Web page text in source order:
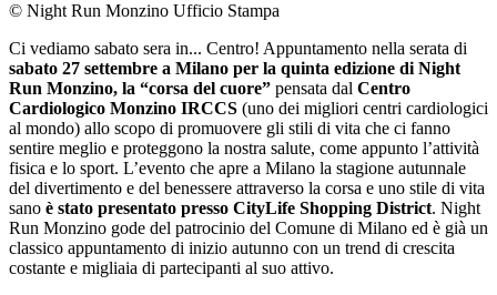
© Night Run Monzino Ufficio Stampa
Ci vediamo sabato sera in... Centro! Appuntamento nella serata di
sabato 27 settembre a Milano per la quinta edizione di Night
Run Monzino, la “corsa del cuore” pensata dal Centro
Cardiologico Monzino IRCCS (uno dei migliori centri cardiologici
al mondo) allo scopo di promuovere gli stili di vita che ci fanno
sentire meglio e proteggono la nostra salute, come appunto l’attività
fisica e lo sport. L’evento che apre a Milano la stagione autunnale
del divertimento e del benessere attraverso la corsa e uno stile di vita
sano è stato presentato presso CityLife Shopping District. Night
Run Monzino gode del patrocinio del Comune di Milano ed è già un
classico appuntamento di inizio autunno con un trend di crescita
costante e migliaia di partecipanti al suo attivo.